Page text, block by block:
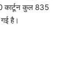
कार्टून कुल 835
है।